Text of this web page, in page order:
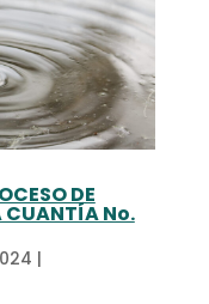
DE
CUANTÍA No.
|